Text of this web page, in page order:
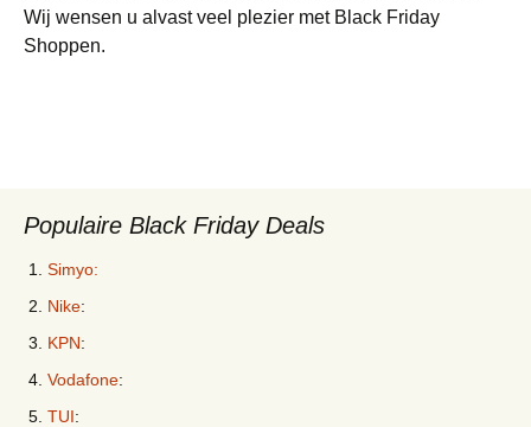
Wij wensen u alvast veel plezier met Black Friday
Shoppen.
Populaire Black Friday Deals
Simyo:
Nike:
KPN:
Vodafone:
TUI: